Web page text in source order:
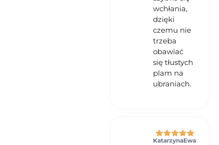
wchłania,
dzięki
czemu nie
trzeba
obawiać
się tłustych
plam na
ubraniach.
Oceniono5
KatarzynaEwa